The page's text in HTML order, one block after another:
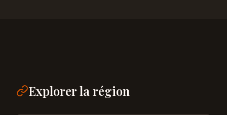
Explorer la région